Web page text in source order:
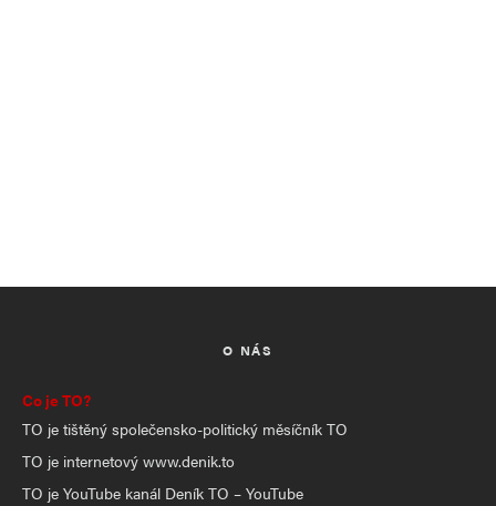
O NÁS
Co je TO?
TO je tištěný společensko-politický měsíčník TO
TO je internetový www.denik.to
TO je YouTube kanál Deník TO – YouTube